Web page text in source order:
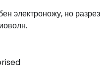
электроножу, но разрез